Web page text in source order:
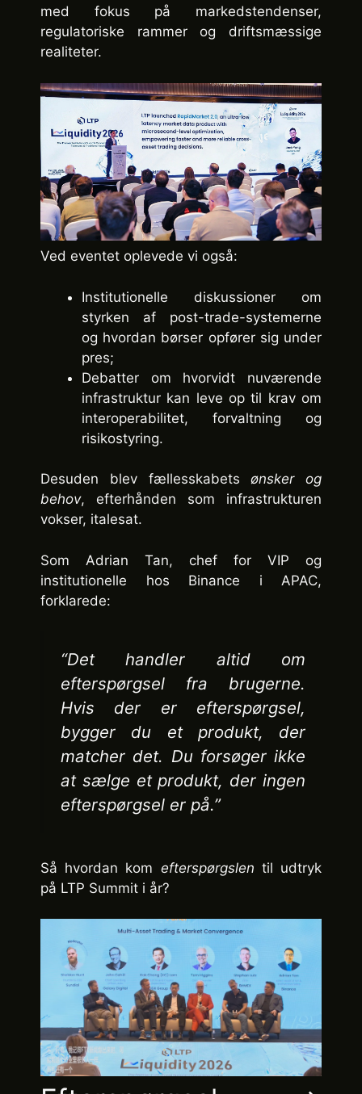
med fokus på markedstendenser,
regulatoriske rammer og driftsmæssige
realiteter.
Ved eventet oplevede vi også:
Institutionelle diskussioner om
styrken af post-trade-systemerne
og hvordan børser opfører sig under
pres;
Debatter om hvorvidt nuværende
infrastruktur kan leve op til krav om
interoperabilitet, forvaltning og
risikostyring.
Desuden blev fællesskabetsønsker og
behov, efterhånden som infrastrukturen
vokser, italesat.
Som Adrian Tan, chef for VIP og
institutionelle hos Binance i APAC,
forklarede:
“Det handler altid om
efterspørgsel fra brugerne.
Hvis der er efterspørgsel,
bygger du et produkt, der
matcher det. Du forsøger ikke
at sælge et produkt, der ingen
efterspørgsel er på.”
Så hvordan kom efterspørgslen til udtryk
på LTP Summit i år?